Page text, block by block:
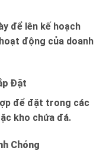
để lên kế hoạch
động của doanh
Đặt
để đặt trong các
kho chứa đá.
Chóng